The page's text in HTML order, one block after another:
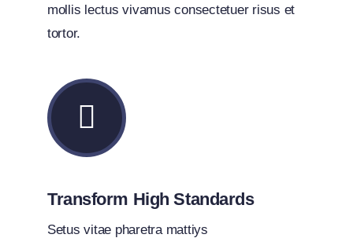
mollis lectus vivamus consectetuer risus et
tortor.
Transform High Standards
Setus vitae pharetra mattiys